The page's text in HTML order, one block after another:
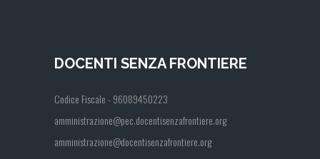
DOCENTI SENZA FRONTIERE
Codice Fiscale - 96089450223
amministrazione@pec.docentisenzafrontiere.org
amministrazione@docentisenzafrontiere.org